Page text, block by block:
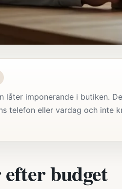
låter imponerande i butiken.
telefon eller vardag och inte
budget